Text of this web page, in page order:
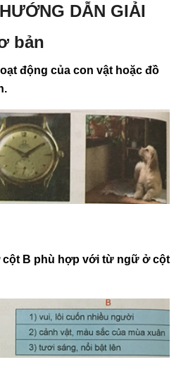
DẪN GIẢI
bản
động của con vật hoặc đồ
cột B phù hợp với từ ngữ ở cột